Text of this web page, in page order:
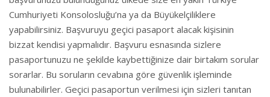
Cumhuriyeti Konsolosluğu’na ya da Büyükelçiliklere
yapabilirsiniz. Başvuruyu geçici pasaport alacak kişisinin
bizzat kendisi yapmalıdır. Başvuru esnasında sizlere
pasaportunuzu ne şekilde kaybettiğinize dair birtakım sorular
sorarlar. Bu soruların cevabına göre güvenlik işleminde
bulunabilirler. Geçici pasaportun verilmesi için sizleri tanıtan